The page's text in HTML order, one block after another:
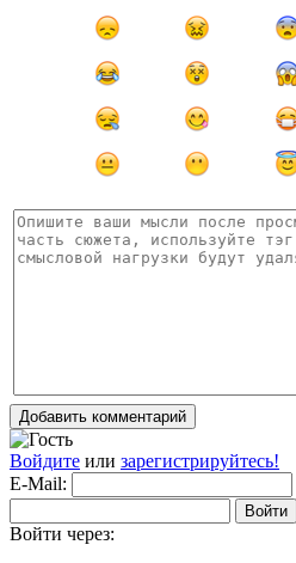
Добавить комментарий
Войдите или зарегистрируйтесь!
E-Mail:
Войти
Войти через: